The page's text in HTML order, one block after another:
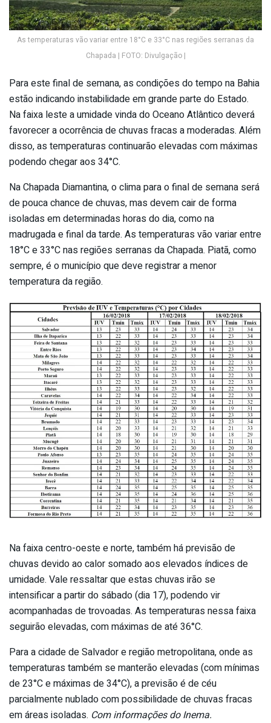
As temperaturas vão variar entre 18°C e 33°C nas regiões serranas da
Chapada | FOTO: Divulgação |
Para este final de semana, as condições do tempo na Bahia
estão indicando instabilidade em grande parte do Estado.
Na faixa leste a umidade vinda do Oceano Atlântico deverá
favorecer a ocorrência de chuvas fracas a moderadas. Além
disso, as temperaturas continuarão elevadas com máximas
podendo chegar aos 34°C.
Na Chapada Diamantina, o clima para o final de semana será
de pouca chance de chuvas, mas devem cair de forma
isoladas em determinadas horas do dia, como na
madrugada e final da tarde. As temperaturas vão variar entre
18°C e 33°C nas regiões serranas da Chapada. Piatã, como
sempre, é o município que deve registrar a menor
temperatura da região.
Na faixa centro-oeste e norte, também há previsão de
chuvas devido ao calor somado aos elevados índices de
umidade. Vale ressaltar que estas chuvas irão se
intensificar a partir do sábado (dia 17), podendo vir
acompanhadas de trovoadas. As temperaturas nessa faixa
seguirão elevadas, com máximas de até 36°C.
Para a cidade de Salvador e região metropolitana, onde as
temperaturas também se manterão elevadas (com mínimas
de 23°C e máximas de 34°C), a previsão é de céu
parcialmente nublado com possibilidade de chuvas fracas
em áreas isoladas. Com informações do Inema.